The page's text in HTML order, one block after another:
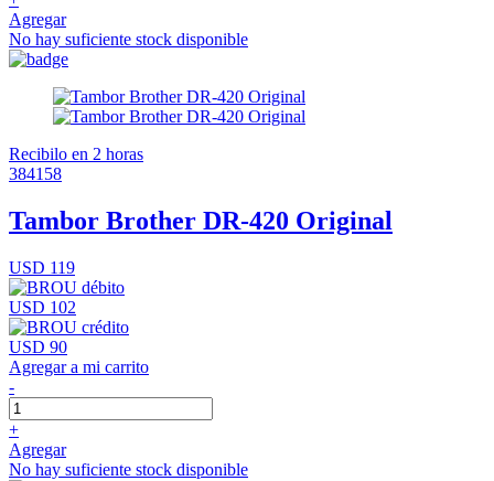
Agregar
No hay suficiente stock disponible
Recibilo en 2 horas
384158
Tambor Brother DR-420 Original
USD 119
USD 102
USD 90
Agregar a mi carrito
-
+
Agregar
No hay suficiente stock disponible